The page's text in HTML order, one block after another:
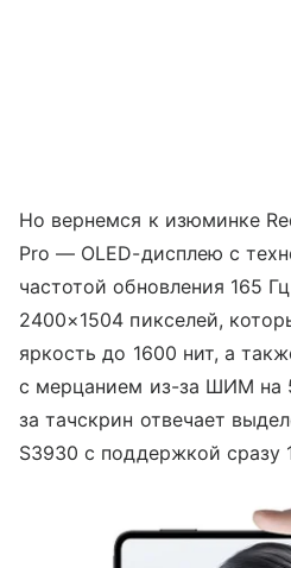
Но вернемся к изюминке
Pro — OLED-дисплею с
частотой обновления 165
2400×1504 пикселей,
яркость до 1600 нит, а
с мерцанием из-за ШИМ на
за тачскрин отвечает
S3930 с поддержкой сразу